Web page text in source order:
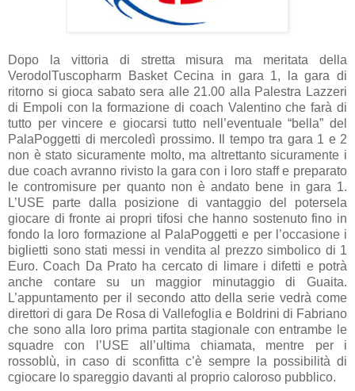
Dopo la vittoria di stretta misura ma meritata della
VerodolTuscopharm Basket Cecina in gara 1, la gara di
ritorno si gioca sabato sera alle 21.00 alla Palestra Lazzeri
di Empoli con la formazione di coach Valentino che farà di
tutto per vincere e giocarsi tutto nell’eventuale “bella” del
PalaPoggetti di mercoledì prossimo. Il tempo tra gara 1 e 2
non è stato sicuramente molto, ma altrettanto sicuramente i
due coach avranno rivisto la gara con i loro staff e preparato
le contromisure per quanto non è andato bene in gara 1.
L’USE parte dalla posizione di vantaggio del potersela
giocare di fronte ai propri tifosi che hanno sostenuto fino in
fondo la loro formazione al PalaPoggetti e per l’occasione i
biglietti sono stati messi in vendita al prezzo simbolico di 1
Euro. Coach Da Prato ha cercato di limare i difetti e potrà
anche contare su un maggior minutaggio di Guaita.
L’appuntamento per il secondo atto della serie vedrà come
direttori di gara De Rosa di Vallefoglia e Boldrini di Fabriano
che sono alla loro prima partita stagionale con entrambe le
squadre con l’USE all’ultima chiamata, mentre per i
rossoblù, in caso di sconfitta c’è sempre la possibilità di
cgiocare lo spareggio davanti al proprio caloroso pubblico.